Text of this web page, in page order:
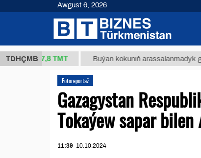
TDHÇMB
37,8 ТМТ Buýan köküniň arassalanmadyk
Fotoreportaž
Gazagystan
Tokaýew sapar
11:39 10.10.2024
Awgust 6, 2026